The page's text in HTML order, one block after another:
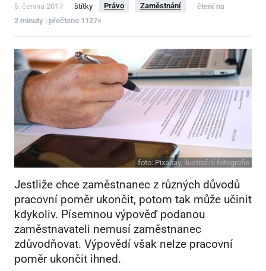
5. června 2017 štítky Právo Zaměstnání
čtení na
2 minuty | přečteno 1127×
foto: Pixabay, ilustrační fotografie
Jestliže chce zaměstnanec z různých důvodů
pracovní poměr ukončit, potom tak může učinit
kdykoliv. Písemnou výpověď podanou
zaměstnavateli nemusí zaměstnanec
zdůvodňovat. Výpovědí však nelze pracovní
poměr ukončit ihned.